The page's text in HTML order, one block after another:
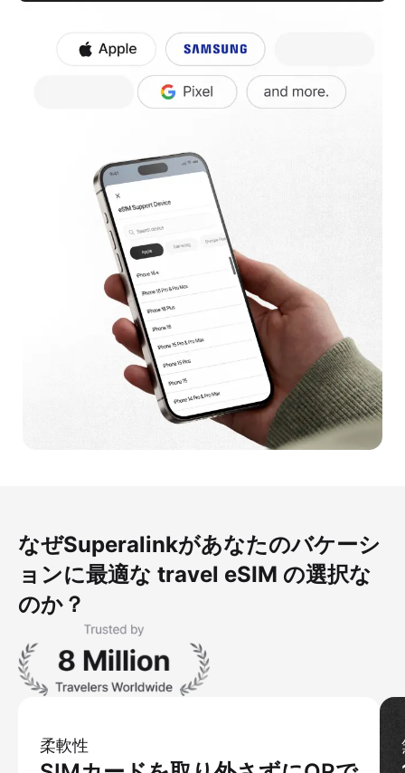
なぜSuperalinkがあなたのバケーシ
ョンに最適な travel eSIM の選択な
のか？
柔軟性